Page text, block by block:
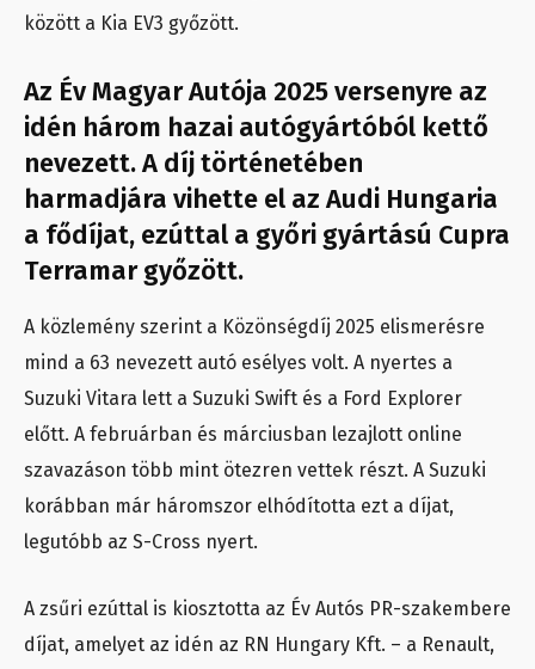
között a Kia EV3 győzött.
Az Év Magyar Autója 2025 versenyre az
idén három hazai autógyártóból kettő
nevezett. A díj történetében
harmadjára vihette el az Audi Hungaria
a fődíjat, ezúttal a győri gyártású Cupra
Terramar győzött.
A közlemény szerint a Közönségdíj 2025 elismerésre
mind a 63 nevezett autó esélyes volt. A nyertes a
Suzuki Vitara lett a Suzuki Swift és a Ford Explorer
előtt. A februárban és márciusban lezajlott online
szavazáson több mint ötezren vettek részt. A Suzuki
korábban már háromszor elhódította ezt a díjat,
legutóbb az S-Cross nyert.
A zsűri ezúttal is kiosztotta az Év Autós PR-szakembere
díjat, amelyet az idén az RN Hungary Kft. – a Renault,